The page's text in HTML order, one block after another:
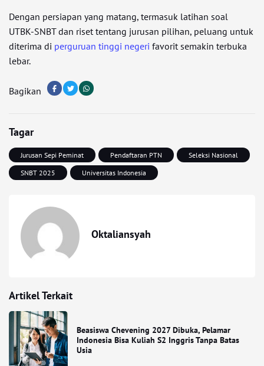
Dengan persiapan yang matang, termasuk latihan soal
UTBK-SNBT dan riset tentang jurusan pilihan, peluang untuk
diterima di perguruan tinggi negeri favorit semakin terbuka
lebar.
Bagikan
Tagar
Jurusan Sepi Peminat Pendaftaran PTN
Seleksi Nasional
SNBT 2025
Universitas Indonesia
Oktaliansyah
Artikel Terkait
Beasiswa Chevening 2027 Dibuka, Pelamar
Indonesia Bisa Kuliah S2 Inggris Tanpa Batas
Usia